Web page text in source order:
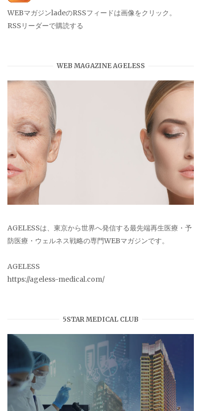
WEBマガジンladeのRSSフィードは画像をクリック。
RSSリーダーで購読する
WEB MAGAZINE AGELESS
AGELESSは、東京から世界へ発信する最先端再生医療・予
防医療・ウェルネス戦略の専門WEBマガジンです。
AGELESS
https://ageless-medical.com/
5STAR MEDICAL CLUB